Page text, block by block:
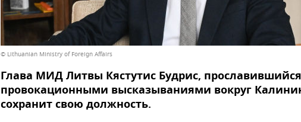
© Lithuanian Ministry of Foreign Affairs
Глава МИД Литвы Кястутис Будрис, прославившийся
провокационными высказываниями вокруг
сохранит свою должность.